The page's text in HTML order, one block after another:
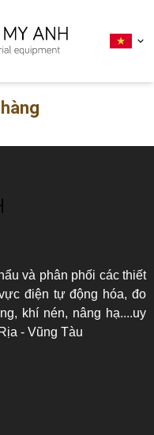
và phân phối các thiết
điện tự động hóa, đo
khí nén, nâng hạ....uy
- Vũng Tàu